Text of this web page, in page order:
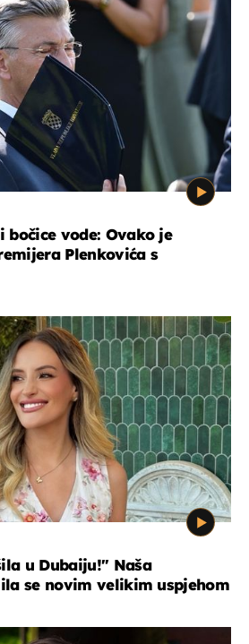
bočice vode: Ovako je
Plenkovića s
u Dubaiju!" Naša
se novim velikim uspjehom